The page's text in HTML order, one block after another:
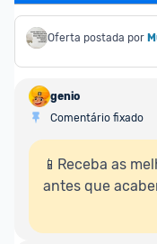
Oferta postada por
genio
Comentário fixado
📱Receba as
antes que